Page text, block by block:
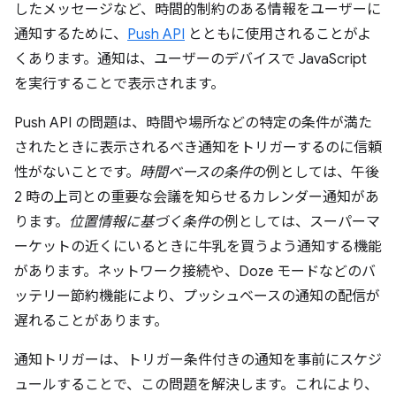
したメッセージなど、時間的制約のある情報をユーザーに
通知するために、 Push API とともに使用されることがよ
くあります。通知は、ユーザーのデバイスで JavaScript
を実行することで表示されます。
Push API の問題は、時間や場所などの特定の条件が満た
されたときに表示されるべき通知をトリガーするのに信頼
性がないことです。 時間ベースの条件の例としては、午後
2 時の上司との重要な会議を知らせるカレンダー通知があ
ります。 位置情報に基づく条件の例としては、スーパーマ
ーケットの近くにいるときに牛乳を買うよう通知する機能
があります。ネットワーク接続や、Doze モードなどのバ
ッテリー節約機能により、プッシュベースの通知の配信が
遅れることがあります。
通知トリガーは、トリガー条件付きの通知を事前にスケジ
ュールすることで、この問題を解決します。これにより、